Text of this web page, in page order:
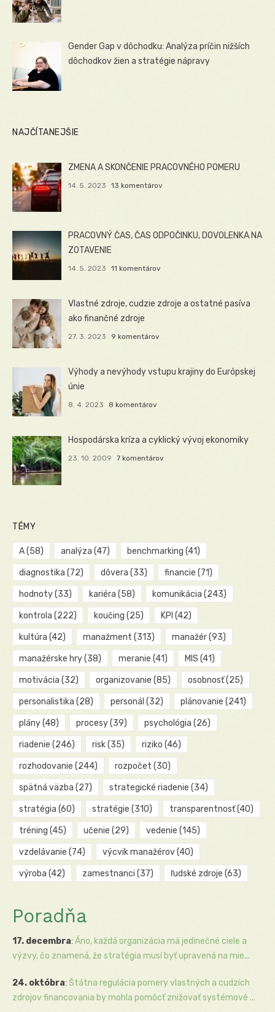
Gender Gap v dôchodku: Analýza príčin nižších
dôchodkov žien a stratégie nápravy
NAJČÍTANEJŠIE
ZMENA A SKONČENIE PRACOVNÉHO POMERU
14. 5. 2023 13 komentárov
PRACOVNÝ ČAS, ČAS ODPOČINKU, DOVOLENKA NA
ZOTAVENIE
14. 5. 2023 11 komentárov
Vlastné zdroje, cudzie zdroje a ostatné pasíva
ako finančné zdroje
27. 3. 2023 9 komentárov
Výhody a nevýhody vstupu krajiny do Európskej
únie
8. 4. 2023 8 komentárov
Hospodárska kríza a cyklický vývoj ekonomiky
23. 10. 2009 7 komentárov
TÉMY
A(58) analýza (47) benchmarking (41)
diagnostika (72) dôvera (33) financie (71)
hodnoty(33) kariéra (58) komunikácia (243)
kontrola (222) koučing (25) KPI (42)
kultúra (42) manažment (313) manažér(93)
manažérske hry(38) meranie (41) MIS (41)
motivácia (32) organizovanie (85) osobnosť(25)
personalistika (28) personál (32) plánovanie (241)
plány(48) procesy(39) psychológia (26)
riadenie (246) risk(35) riziko (46)
rozhodovanie (244) rozpočet (30)
spätná väzba (27) strategické riadenie (34)
stratégia (60) stratégie (310) transparentnosť(40)
tréning (45) učenie (29) vedenie (145)
vzdelávanie (74) výcvik manažérov(40)
výroba (42) zamestnanci (37) ľudské zdroje (63)
Poradňa
17. decembra: Áno, každá organizácia má jedinečné ciele a
výzvy, čo znamená, že stratégia musí byť upravená na mie...
24. októbra: Štátna regulácia pomery vlastných a cudzích
zdrojov financovania by mohla pomôcť znižovať systémové ...